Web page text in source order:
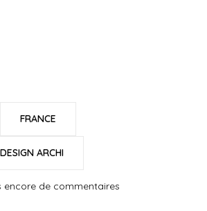
FRANCE
ARCHI
encore de commentaires